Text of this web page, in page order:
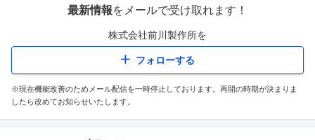
最新情報をメールで受け取れます！
株式会社前川製作所を
フォローする
※現在機能改善のためメール配信を一時停止しております。再開の時期が決まりま
したら改めてお知らせいたします。